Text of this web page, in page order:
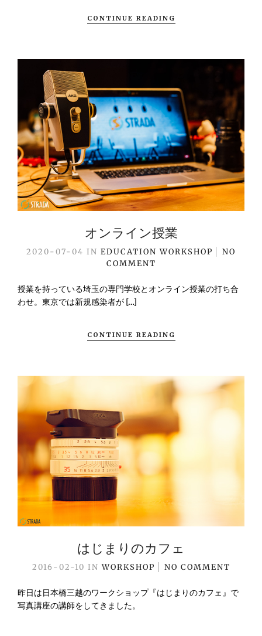
CONTINUE READING
オンライン授業
2020-07-04 IN EDUCATION WORKSHOP
NO
COMMENT
授業を持っている埼玉の専門学校とオンライン授業の打ち合
わせ。東京では新規感染者が […]
CONTINUE READING
はじまりのカフェ
2016-02-10 INWORKSHOP NO COMMENT
昨日は日本橋三越のワークショップ『はじまりのカフェ』で
写真講座の講師をしてきました。